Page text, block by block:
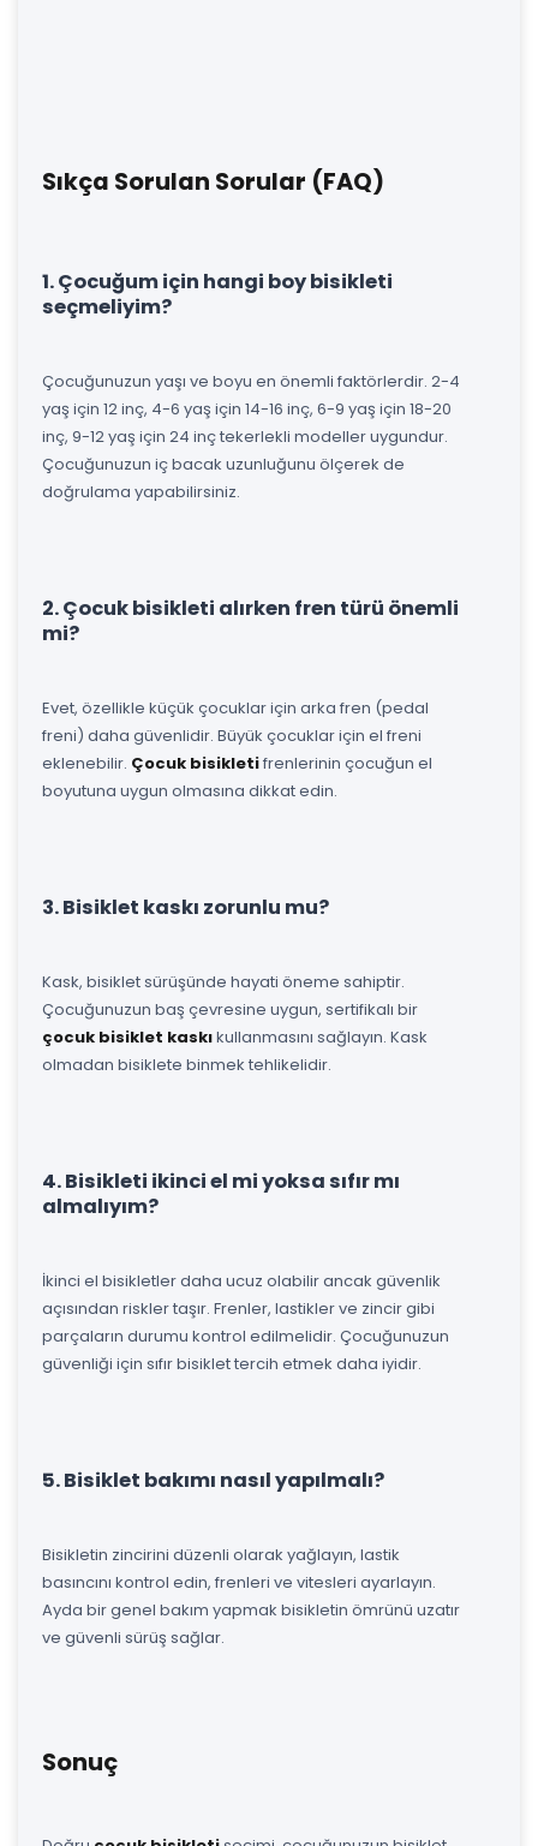
Sıkça Sorulan Sorular (FAQ)
1. Çocuğum için hangi boy bisikleti
seçmeliyim?
Çocuğunuzun yaşı ve boyu en önemli faktörlerdir. 2-4
yaş için 12 inç, 4-6 yaş için 14-16 inç, 6-9 yaş için 18-20
inç, 9-12 yaş için 24 inç tekerlekli modeller uygundur.
Çocuğunuzun iç bacak uzunluğunu ölçerek de
doğrulama yapabilirsiniz.
2. Çocuk bisikleti alırken fren türü önemli
mi?
Evet, özellikle küçük çocuklar için arka fren (pedal
freni) daha güvenlidir. Büyük çocuklar için el freni
eklenebilir. Çocuk bisikletifrenlerinin çocuğun el
boyutuna uygun olmasına dikkat edin.
3. Bisiklet kaskı zorunlu mu?
Kask, bisiklet sürüşünde hayati öneme sahiptir.
Çocuğunuzun baş çevresine uygun, sertifikalı bir
çocuk bisiklet kaskıkullanmasını sağlayın. Kask
olmadan bisiklete binmek tehlikelidir.
4. Bisikleti ikinci el mi yoksa sıfır mı
almalıyım?
İkinci el bisikletler daha ucuz olabilir ancak güvenlik
açısından riskler taşır. Frenler, lastikler ve zincir gibi
parçaların durumu kontrol edilmelidir. Çocuğunuzun
güvenliği için sıfır bisiklet tercih etmek daha iyidir.
5. Bisiklet bakımı nasıl yapılmalı?
Bisikletin zincirini düzenli olarak yağlayın, lastik
basıncını kontrol edin, frenleri ve vitesleri ayarlayın.
Ayda bir genel bakım yapmak bisikletin ömrünü uzatır
ve güvenli sürüş sağlar.
Sonuç